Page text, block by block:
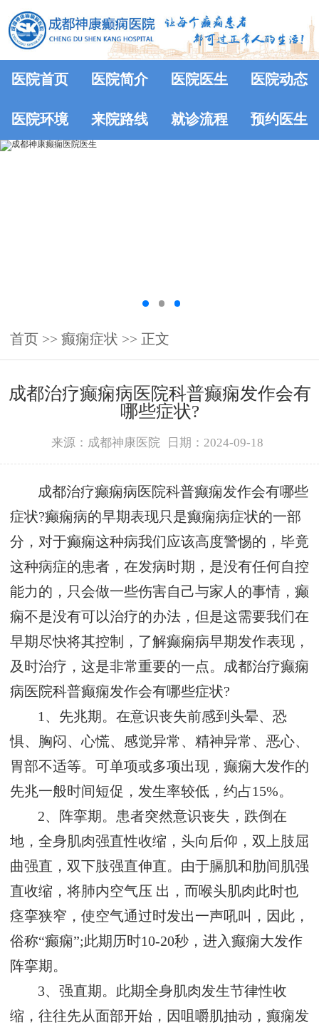
医院首页 医院简介 医院医生 医院动态
医院环境 来院路线 就诊流程 预约医生
首页 >> 癫痫症状 >> 正文
成都治疗癫痫病医院科普癫痫发作会有
哪些症状?
来源：成都神康医院 日期：2024-09-18
成都治疗癫痫病医院科普癫痫发作会有哪些
症状?癫痫病的早期表现只是癫痫病症状的一部
分，对于癫痫这种病我们应该高度警惕的，毕竟
这种病症的患者，在发病时期，是没有任何自控
能力的，只会做一些伤害自己与家人的事情，癫
痫不是没有可以治疗的办法，但是这需要我们在
早期尽快将其控制，了解癫痫病早期发作表现，
及时治疗，这是非常重要的一点。成都治疗癫痫
病医院科普癫痫发作会有哪些症状?
1、先兆期。在意识丧失前感到头晕、恐
惧、胸闷、心慌、感觉异常、精神异常、恶心、
胃部不适等。可单项或多项出现，癫痫大发作的
先兆一般时间短促，发生率较低，约占15%。
2、阵挛期。患者突然意识丧失，跌倒在
地，全身肌肉强直性收缩，头向后仰，双上肢屈
曲强直，双下肢强直伸直。由于膈肌和肋间肌强
直收缩，将肺内空气压 出，而喉头肌肉此时也
痉挛狭窄，使空气通过时发出一声吼叫，因此，
俗称“癫痫”;此期历时10-20秒，进入癫痫大发作
阵挛期。
3、强直期。此期全身肌肉发生节律性收
缩，往往先从面部开始，因咀嚼肌抽动，癫痫发